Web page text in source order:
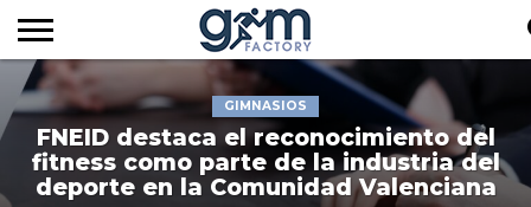
INICIO
REVISTA
GYM
FACTORY
TV
CLUB
DE
SOCIOS
EMPRESAS
DEL
SECTOR
SERVICIOS
AUDIOVISUALES
MÁS
NOTICIAS
SUSCRIPCIÓN GIMNASIOS
FNEID destaca el reconocimiento del
fitness como parte de la industria del
deporte en la Comunidad Valenciana